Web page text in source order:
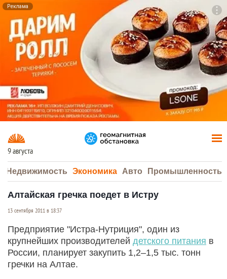
Реклама
9 августа
Недвижимость Экономика Авто Промышленность
Алтайская гречка поедет в Истру
13 сентября 2011 в 18:37
Предприятие "Истра-Нутриция", один из
крупнейших производителей детского питания в
России, планирует закупить 1,2–1,5 тыс. тонн
гречки на Алтае.